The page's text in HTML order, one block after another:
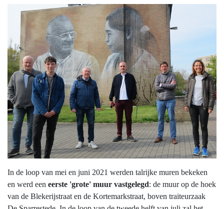
In de loop van mei en juni 2021 werden talrijke muren bekeken
en werd een eerste 'grote' muur vastgelegd: de muur op de hoek
van de Blekerijstraat en de Kortemarkstraat, boven traiteurzaak